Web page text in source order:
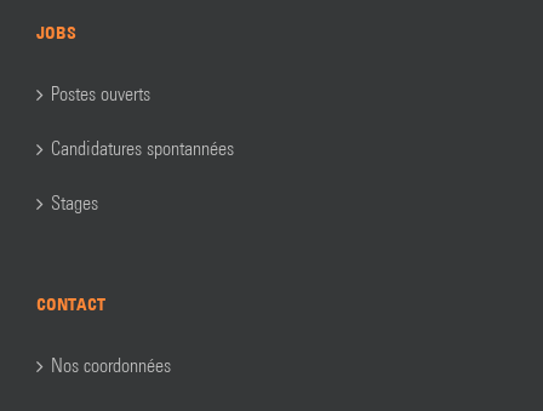
JOBS
Postes ouverts
Candidatures spontannées
Stages
CONTACT
Nos coordonnées